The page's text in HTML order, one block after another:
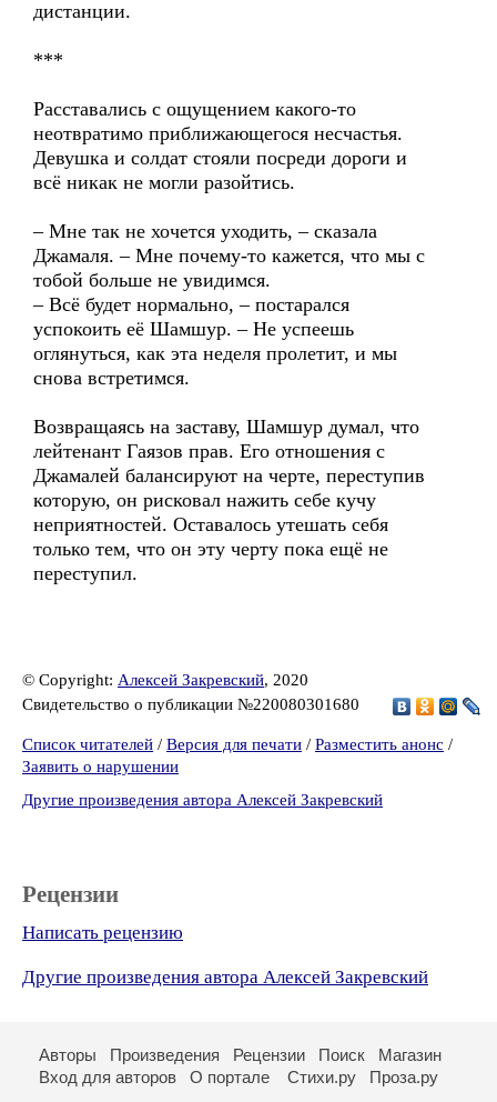
дистанции.
***
Расставались с ощущением какого-то
неотвратимо приближающегося несчастья.
Девушка и солдат стояли посреди дороги и
всё никак не могли разойтись.
– Мне так не хочется уходить, – сказала
Джамаля. – Мне почему-то кажется, что мы с
тобой больше не увидимся.
– Всё будет нормально, – постарался
успокоить её Шамшур. – Не успеешь
оглянуться, как эта неделя пролетит, и мы
снова встретимся.
Возвращаясь на заставу, Шамшур думал, что
лейтенант Гаязов прав. Его отношения с
Джамалей балансируют на черте, переступив
которую, он рисковал нажить себе кучу
неприятностей. Оставалось утешать себя
только тем, что он эту черту пока ещё не
переступил.
© Copyright: Алексей Закревский, 2020
Свидетельство о публикации №220080301680
Список читателей / Версия для печати / Разместить анонс /
Заявить о нарушении
Другие произведения автора Алексей Закревский
Рецензии
Написать рецензию
Другие произведения автора Алексей Закревский
Авторы Произведения Рецензии Поиск
Магазин
Вход для авторов
О портале Стихи.ру Проза.ру